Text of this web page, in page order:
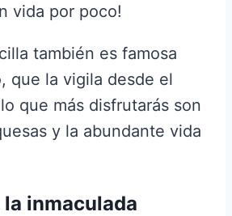
vida por poco!
también es famosa
que la vigila desde el
que más disfrutarás son
y la abundante vida
la inmaculada